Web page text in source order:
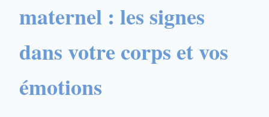
maternel : les signes
dans votre corps et vos
émotions